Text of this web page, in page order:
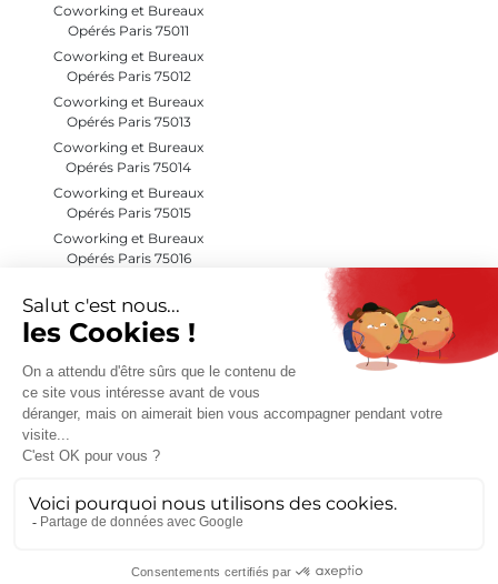
Coworking et Bureaux
Opérés Paris 75011
Coworking et Bureaux
Opérés Paris 75012
Coworking et Bureaux
Opérés Paris 75013
Coworking et Bureaux
Opérés Paris 75014
Coworking et Bureaux
Opérés Paris 75015
Coworking et Bureaux
Opérés Paris 75016
Opérés Paris 75017
Coworking et Bureaux
Opérés Paris 75018
Coworking et Bureaux
Opérés Paris 75019
Coworking et Bureaux
Opérés Paris 75020
Coworking et Bureaux